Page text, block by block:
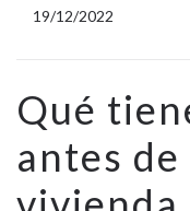
19/12/2022
Qué
antes